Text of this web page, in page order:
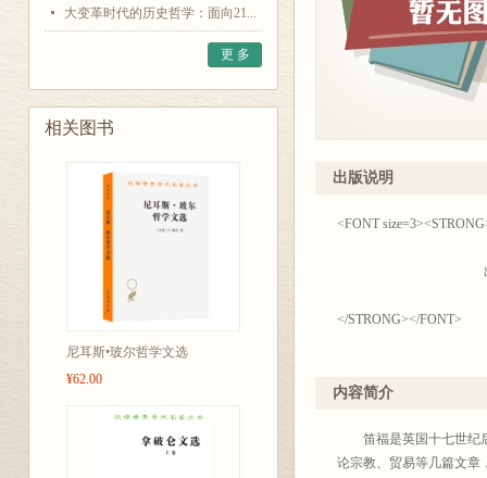
大变革时代的历史哲学：面向21...
更 多
相关图书
尼耳斯•玻尔哲学文选
¥62.00
出版说明
<FONT
出版
</STRONG></FONT>
时适当介绍当代具有定评
学人所熟知，毋需赘述
查考，又利于文化积累。
内容简介
笛福是英国十七世纪后
论宗教、贸易等几篇文章